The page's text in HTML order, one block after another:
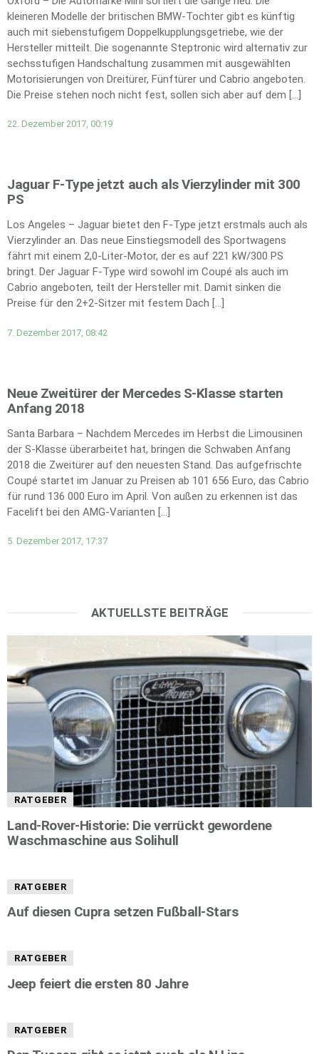
kleineren Modelle der britischen BMW-Tochter gibt es künftig
auch mit siebenstufigem Doppelkupplungsgetriebe, wie der
Hersteller mitteilt. Die sogenannte Steptronic wird alternativ zur
sechsstufigen Handschaltung zusammen mit ausgewählten
Motorisierungen von Dreitürer, Fünftürer und Cabrio angeboten.
Die Preise stehen noch nicht fest, sollen sich aber auf dem […]
22. Dezember 2017, 00:19
Jaguar F-Type jetzt auch als Vierzylinder mit 300
PS
Los Angeles – Jaguar bietet den F-Type jetzt erstmals auch als
Vierzylinder an. Das neue Einstiegsmodell des Sportwagens
fährt mit einem 2,0-Liter-Motor, der es auf 221 kW/300 PS
bringt. Der Jaguar F-Type wird sowohl im Coupé als auch im
Cabrio angeboten, teilt der Hersteller mit. Damit sinken die
Preise für den 2+2-Sitzer mit festem Dach […]
7. Dezember 2017, 08:42
Neue Zweitürer der Mercedes S-Klasse starten
Anfang 2018
Santa Barbara – Nachdem Mercedes im Herbst die Limousinen
der S-Klasse überarbeitet hat, bringen die Schwaben Anfang
2018 die Zweitürer auf den neuesten Stand. Das aufgefrischte
Coupé startet im Januar zu Preisen ab 101 656 Euro, das Cabrio
für rund 136 000 Euro im April. Von außen zu erkennen ist das
Facelift bei den AMG-Varianten […]
5. Dezember 2017, 17:37
AKTUELLSTE BEITRÄGE
RATGEBER
Land-Rover-Historie: Die verrückt gewordene
Waschmaschine aus Solihull
RATGEBER
Auf diesen Cupra setzen Fußball-Stars
RATGEBER
Jeep feiert die ersten 80 Jahre
RATGEBER